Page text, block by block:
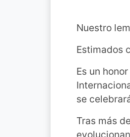
Nuestro
Estimados
Es un
se
Tras más